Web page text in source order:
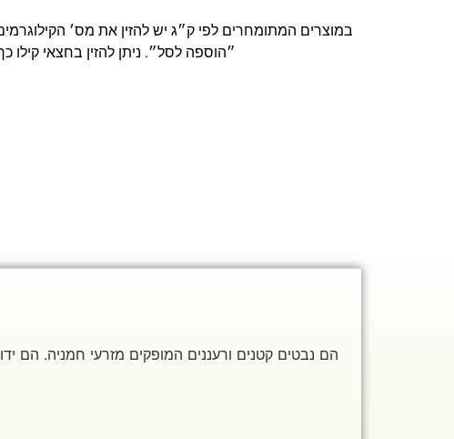
במוצרים המתומחרים לפי ק״ג יש להזין את מס׳
״הוספה לסל״. ניתן להזין בחצאי קילו